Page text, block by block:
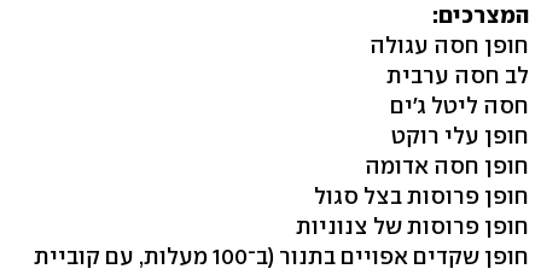
המצרכים:
חופן חסה עגולה
לב חסה ערבית
חסה ליטל ג'ים
חופן עלי רוקט
חופן חסה אדומה
חופן פרוסות בצל סגול
חופן פרוסות של צנוניות
חופן שקדים אפויים בתנור (ב־100 מעלות, עם קוביית